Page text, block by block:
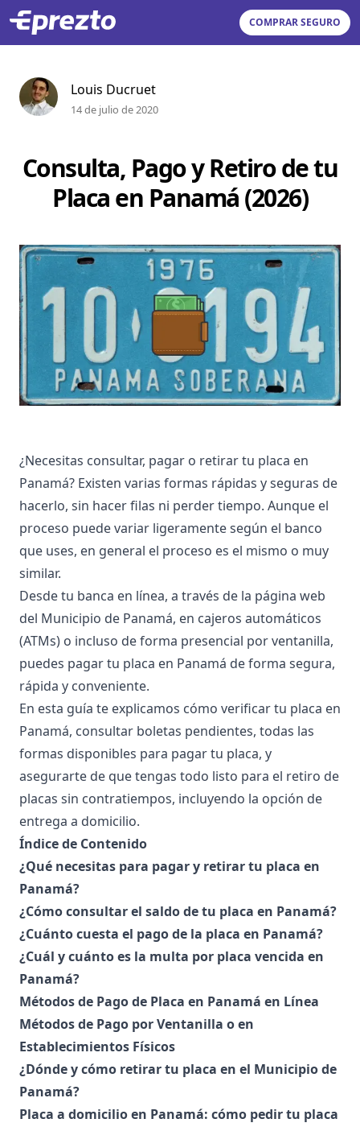
COMPRAR SEGURO
Louis Ducruet
14 de julio de 2020
Consulta, Pago y Retiro de tu
Placa en Panamá (2026)
¿Necesitas consultar, pagar o retirar tu placa en
Panamá? Existen varias formas rápidas y seguras de
hacerlo, sin hacer filas ni perder tiempo. Aunque el
proceso puede variar ligeramente según el banco
que uses, en general el proceso es el mismo o muy
similar.
Desde tu banca en línea, a través de la página web
del Municipio de Panamá, en cajeros automáticos
(ATMs) o incluso de forma presencial por ventanilla,
puedes pagar tu placa en Panamá de forma segura,
rápida y conveniente.
En esta guía te explicamos cómo verificar tu placa en
Panamá, consultar boletas pendientes, todas las
formas disponibles para pagar tu placa, y
asegurarte de que tengas todo listo para el retiro de
placas sin contratiempos, incluyendo la opción de
entrega a domicilio.
Índice de Contenido
¿Qué necesitas para pagar y retirar tu placa en
Panamá?
¿Cómo consultar el saldo de tu placa en Panamá?
¿Cuánto cuesta el pago de la placa en Panamá?
¿Cuál y cuánto es la multa por placa vencida en
Panamá?
Métodos de Pago de Placa en Panamá en Línea
Métodos de Pago por Ventanilla o en
Establecimientos Físicos
¿Dónde y cómo retirar tu placa en el Municipio de
Panamá?
Placa a domicilio en Panamá: cómo pedir tu placa